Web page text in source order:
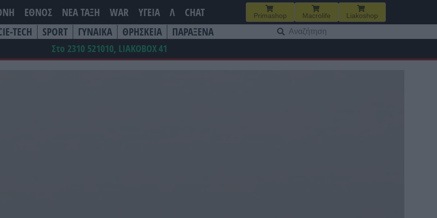
ΕΘΝΟΣ ΝΕΑ ΤΆΞΗ WAR ΥΓΕΙΑ Λ CHAT Primashop Macrolife Liakoshop
TECH SPORT ΓΥΝΑΙΚΑ ΘΡΗΣΚΕΙΑ ΠΑΡΑΞΕΝΑ
για:
Στο 2310 521010, LIAKOBOX41